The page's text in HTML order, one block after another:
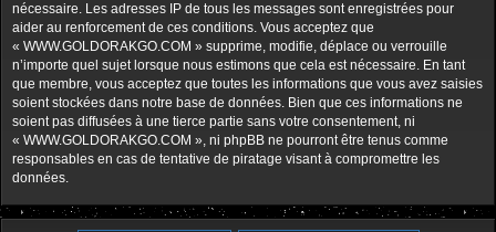
nécessaire. Les adresses IP de tous les messages sont enregistrées pour
aider au renforcement de ces conditions. Vous acceptez que
« WWW.GOLDORAKGO.COM » supprime, modifie, déplace ou verrouille
n’importe quel sujet lorsque nous estimons que cela est nécessaire. En tant
que membre, vous acceptez que toutes les informations que vous avez saisies
soient stockées dans notre base de données. Bien que ces informations ne
soient pas diffusées à une tierce partie sans votre consentement, ni
« WWW.GOLDORAKGO.COM », ni phpBB ne pourront être tenus comme
responsables en cas de tentative de piratage visant à compromettre les
données.